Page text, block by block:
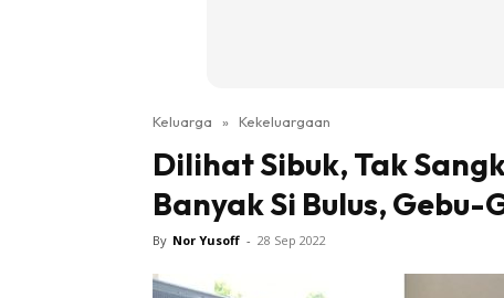
Keluarga » Kekeluargaan
Dilihat Sibuk, Tak
Banyak Si Bulus, Gebu-
By Nor Yusoff - 28 Sep 2022